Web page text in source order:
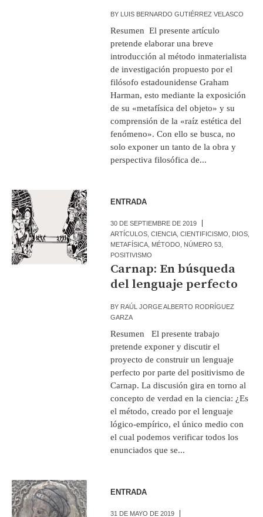
BY LUIS BERNARDO GUTIÉRREZ VELASCO
Resumen El presente artículo
pretende elaborar una breve
introducción al método inmaterialista
de investigación propuesto por el
filósofo estadounidense Graham
Harman, esto mediante la exposición
de su «metafísica del objeto» y su
comprensión de la «raíz estética del
fenómeno». Con ello se busca, no
solo exponer un tanto de la obra y
perspectiva filosófica de...
ENTRADA
30 DE SEPTIEMBRE DE 2019
ARTÍCULOS ,CIENCIA ,CIENTIFICISMO DIOS
METAFÍSICA MÉTODO NÚMERO 53
POSITIVISMO
Carnap: En búsqueda
del lenguaje perfecto
BY RAÚL JORGE ALBERTO RODRÍGUEZ
GARZA
Resumen El presente trabajo
pretende exponer y discutir el
proyecto de construir un lenguaje
perfecto por parte del positivismo de
Carnap. La discusión gira en torno al
concepto de verdad en la ciencia: ¿Es
el método, creado por el lenguaje
lógico-empírico, el único medio con
el cual podemos verificar todos los
enunciados que se...
ENTRADA
31 DE MAYO DE 2019